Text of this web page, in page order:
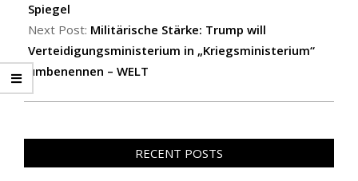
Spiegel
Next Post: Militärische Stärke: Trump will
Verteidigungsministerium in „Kriegsministerium“
umbenennen – WELT
RECENT POSTS